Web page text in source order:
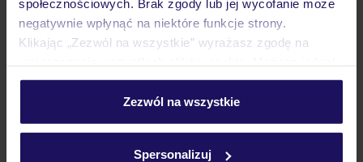
społecznościowych. Brak zgody lub jej wycofanie może
negatywnie wpłynąć na niektóre funkcje strony.
Klikając „Zezwól na wszystkie” wyrażasz zgodę na
personalizować swój wybór wchodząc w zakładkę
Szczegółowe informacje o plikach cookie znajdziesz
Zezwól na wszystkie
Spersonalizuj